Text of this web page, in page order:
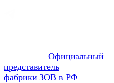
Официальный
представитель
фабрики ЗОВ в РФ